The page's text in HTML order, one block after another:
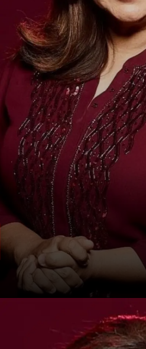
कई सालों से नहीं
पिछले 11 सालों में उन्होंने
की.